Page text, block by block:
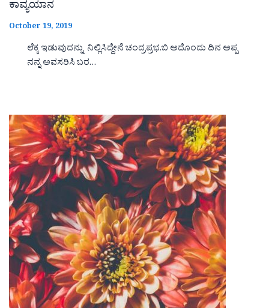
ಕಾವ್ಯಯಾನ
October 19, 2019
ಲೆಕ್ಕ ಇಡುವುದನ್ನು ನಿಲ್ಲಿಸಿದ್ದೇನೆ ಚಂದ್ರಪ್ರಭ.ಬಿ ಅದೊಂದು ದಿನ ಅಪ್ಪ
ನನ್ನ ಅವಸರಿಸಿ ಬರ…